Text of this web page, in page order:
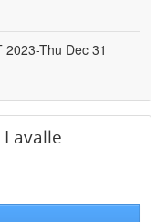
Thu Dec 31